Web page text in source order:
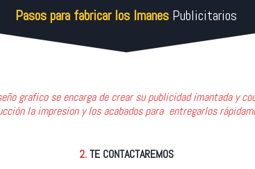
Pasos para fabricar los Imanes Publicitarios
grafico se encarga de crear su publicidad imantada y
la impresion y los acabados para entregarlos
2.TE CONTACTAREMOS